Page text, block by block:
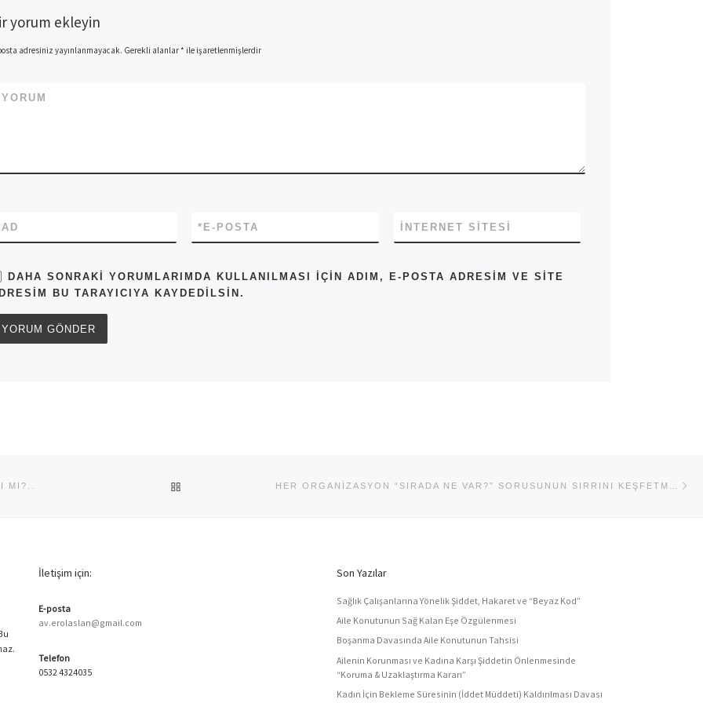
yorum ekleyin
adresiniz yayınlanmayacak. Gerekli alanlar* ile işaretlenmişlerdir
YORUM
AD E-POSTA
* İNTERNET SITESI
DAHA SONRAKI YORUMLARIMDA KULLANILMASI IÇIN ADIM, E-POSTA ADRESIM VE SITE
BU TARAYICIYA KAYDEDILSIN.
MI?.. BACK TO POST LIST
İletişim için:
E-posta
av.erolaslan@gmail.com
Telefon
0532 4324035
Son Yazılar
Sağlık Çalışanlarına Yönelik Şiddet, Hakaret ve “Beyaz Kod”
Aile Konutunun Sağ Kalan Eşe Özgülenmesi
Boşanma Davasında Aile Konutunun Tahsisi
Ailenin Korunması ve Kadına Karşı Şiddetin Önlenmesinde
“Koruma & Uzaklaştırma Kararı”
Kadın İçin Bekleme Süresinin (İddet Müddeti) Kaldırılması Davası